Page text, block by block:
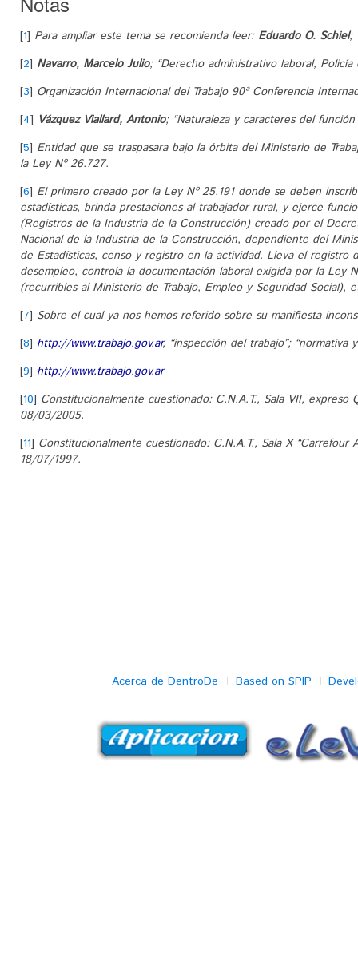
[1] Para ampliar este tema se recomienda leer: Eduardo O. Schiel;
[2] Navarro, Marcelo Julio; “Derecho administrativo laboral,
[3] Organización Internacional del Trabajo 90ª Conferencia
[4] Vázquez Viallard, Antonio; “Naturaleza y caracteres del
[5] Entidad que se traspasara bajo la órbita del Ministerio de
la Ley Nº 26.727.
[6] El primero creado por la Ley Nº 25.191 donde se deben
estadísticas, brinda prestaciones al trabajador rural, y ejerce
(Registros de la Industria de la Construcción) creado por el
Nacional de la Industria de la Construcción, dependiente del
de Estadísticas, censo y registro en la actividad. Lleva el
desempleo, controla la documentación laboral exigida por la Ley
(recurribles al Ministerio de Trabajo, Empleo y Seguridad Social),
[7] Sobre el cual ya nos hemos referido sobre su manifiesta
[8] http://www.trabajo.gov.ar, “inspección del trabajo”; “normativa
[9] http://www.trabajo.gov.ar
[10] Constitucionalmente cuestionado: C.N.A.T., Sala VII,
08/03/2005.
[11] Constitucionalmente cuestionado: C.N.A.T., Sala X
18/07/1997.
Acerca de DentroDe Based on SPIP